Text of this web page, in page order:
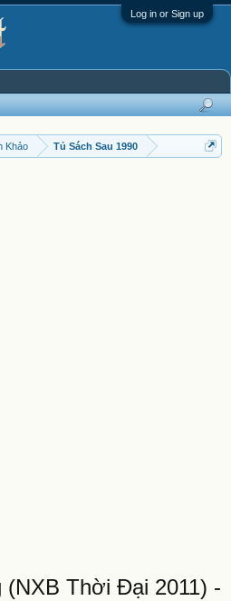
Log in or Sign up
Khảo Tủ Sách Sau 1990
(NXB Thời Đại 2011) -